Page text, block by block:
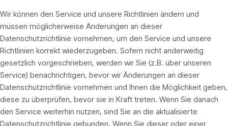
Wir können den Service und unsere Richtlinien ändern und
müssen möglicherweise Änderungen an dieser
Datenschutzrichtlinie vornehmen, um den Service und unsere
Richtlinien korrekt wiederzugeben. Sofern nicht anderweitig
gesetzlich vorgeschrieben, werden wir Sie (z.B. über unseren
Service) benachrichtigen, bevor wir Änderungen an dieser
Datenschutzrichtlinie vornehmen und Ihnen die Möglichkeit geben,
diese zu überprüfen, bevor sie in Kraft treten. Wenn Sie danach
den Service weiterhin nutzen, sind Sie an die aktualisierte
Datenschutzrichtlinie gebunden. Wenn Sie dieser oder einer